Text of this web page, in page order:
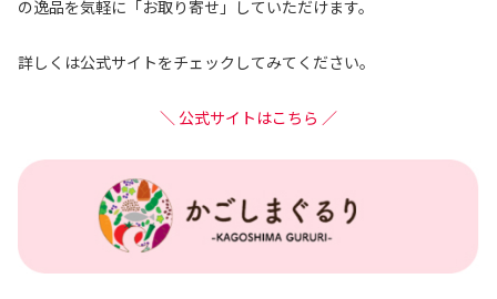
の逸品を気軽に「お取り寄せ」していただけます。
詳しくは公式サイトをチェックしてみてください。
＼ 公式サイトはこちら ／